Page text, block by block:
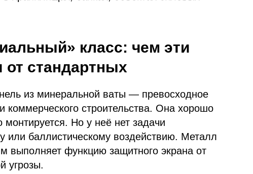
класс: чем эти
от стандартных
из минеральной ваты — превосходное
строительства. Она хорошо
монтируется. Но у неё нет задачи
или баллистическому воздействию. Металл
выполняет функцию защитного экрана от
угрозы.